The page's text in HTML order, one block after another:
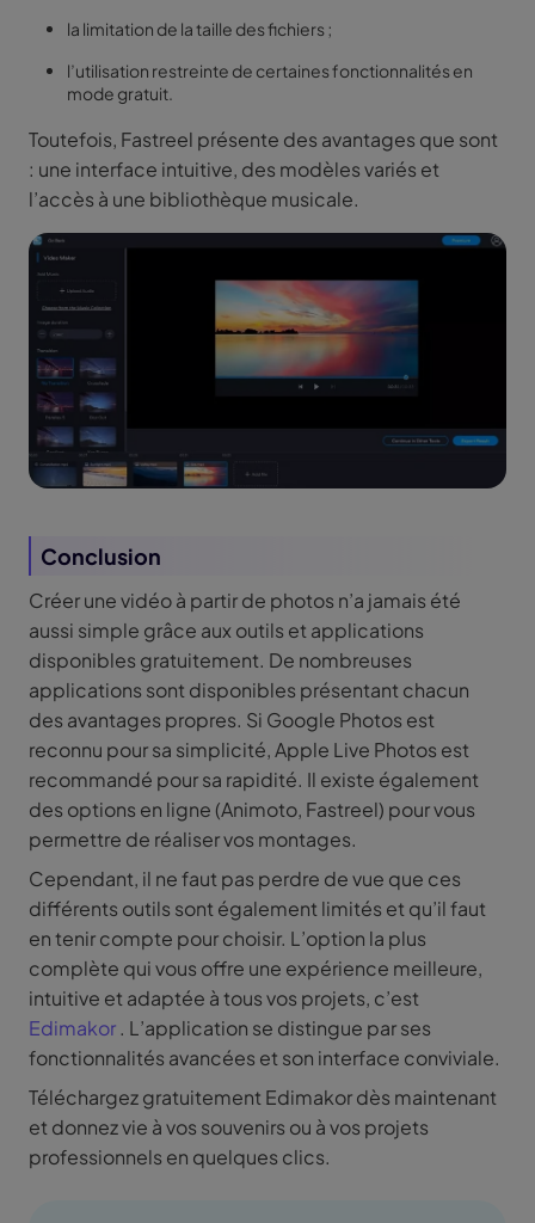
la limitation de la taille des fichiers ;
l’utilisation restreinte de certaines fonctionnalités en
mode gratuit.
Toutefois, Fastreel présente des avantages que sont
: une interface intuitive, des modèles variés et
l’accès à une bibliothèque musicale.
Conclusion
Créer une vidéo à partir de photos n’a jamais été
aussi simple grâce aux outils et applications
disponibles gratuitement. De nombreuses
applications sont disponibles présentant chacun
des avantages propres. Si Google Photos est
reconnu pour sa simplicité, Apple Live Photos est
recommandé pour sa rapidité. Il existe également
des options en ligne (Animoto, Fastreel) pour vous
permettre de réaliser vos montages.
Cependant, il ne faut pas perdre de vue que ces
différents outils sont également limités et qu’il faut
en tenir compte pour choisir. L’option la plus
complète qui vous offre une expérience meilleure,
intuitive et adaptée à tous vos projets, c’est
Edimakor. L’application se distingue par ses
fonctionnalités avancées et son interface conviviale.
Téléchargez gratuitement Edimakor dès maintenant
et donnez vie à vos souvenirs ou à vos projets
professionnels en quelques clics.